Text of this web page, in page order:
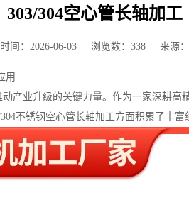
303/304空心管长轴加工
时间：2026-06-03 浏览数：338 来源：
用
产业升级的关键力量。作为一家深耕高
不锈钢空心管长轴加工方面积累了丰